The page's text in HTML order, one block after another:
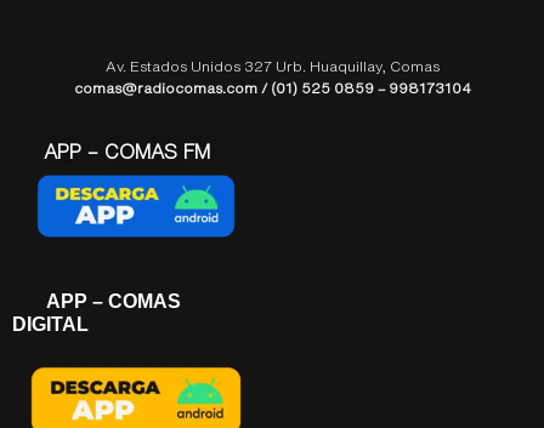
Av. Estados Unidos 327 Urb. Huaquillay, Comas
comas@radiocomas.com / (01) 525 0859 – 998173104
APP – COMAS FM
APP – COMAS
DIGITAL